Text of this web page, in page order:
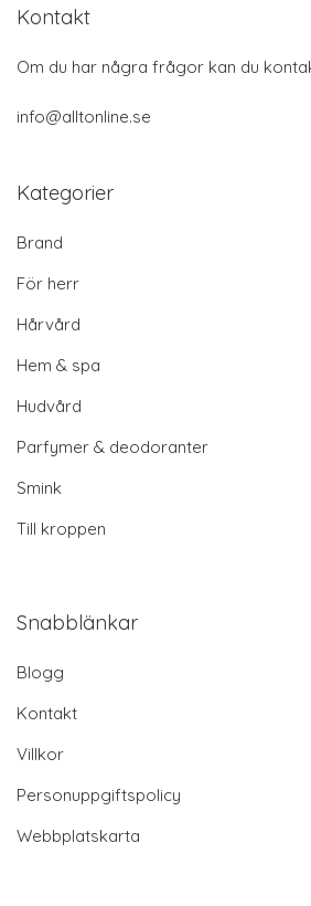
Kontakt
Om du har några frågor kan du
info@alltonline.se
Kategorier
Brand
För herr
Hårvård
Hem & spa
Hudvård
Parfymer & deodoranter
Smink
Till kroppen
Snabblänkar
Blogg
Kontakt
Villkor
Personuppgiftspolicy
Webbplatskarta